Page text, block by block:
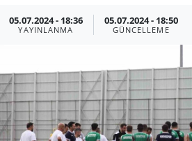
05.07.2024 - 18:36
YAYINLANMA
05.07.2024 - 18:50
GÜNCELLEME